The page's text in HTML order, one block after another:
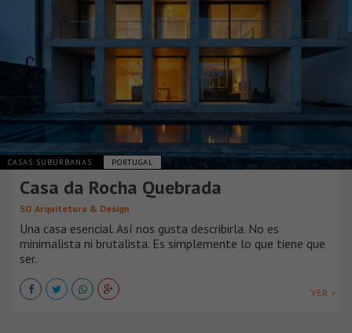
CASAS SUBURBANAS PORTUGAL
Casa da Rocha Quebrada
SO Arquitetura & Design
Una casa esencial. Así nos gusta describirla. No es
minimalista ni brutalista. Es simplemente lo que tiene que
ser.
VER +